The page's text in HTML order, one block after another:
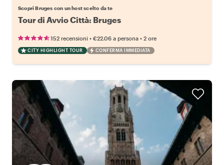
Scopri Bruges con un host scelto da te
Tour di Avvio Città: Bruges
152 recensioni • €22.06 a persona • 2 ore
CITY HIGHLIGHT TOUR CONFERMA IMMEDIATA